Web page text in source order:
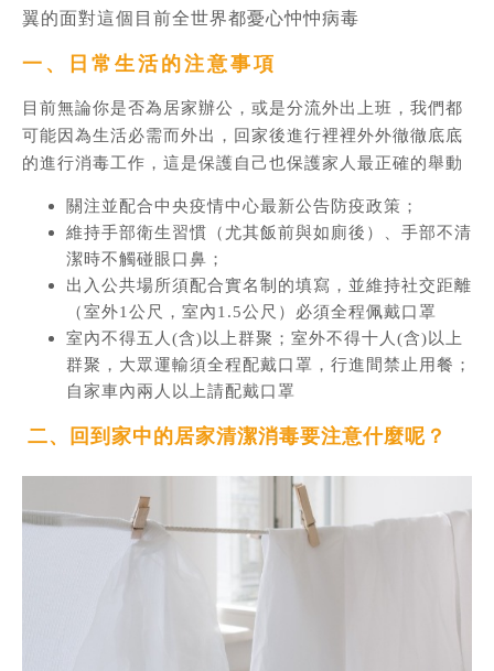
翼的面對這個目前全世界都憂心忡忡病毒
一、日常生活的注意事項
目前無論你是否為居家辦公，或是分流外出上班，我們都
可能因為生活必需而外出，回家後進行裡裡外外徹徹底底
的進行消毒工作，這是保護自己也保護家人最正確的舉動
關注並配合中央疫情中心最新公告防疫政策；
維持手部衛生習慣（尤其飯前與如廁後）、手部不清
潔時不觸碰眼口鼻；
出入公共場所須配合實名制的填寫，並維持社交距離
（室外1公尺，室內1.5公尺）必須全程佩戴口罩
室內不得五人(含)以上群聚；室外不得十人(含)以上
群聚，大眾運輸須全程配戴口罩，行進間禁止用餐；
自家車內兩人以上請配戴口罩
二、回到家中的居家清潔消毒要注意什麼呢？